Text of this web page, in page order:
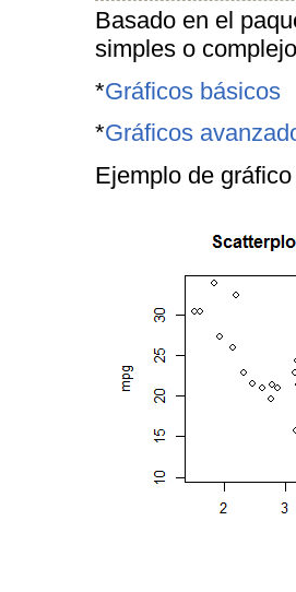
Basado en el
simples o
*Gráficos básicos
*Gráficos
Ejemplo de